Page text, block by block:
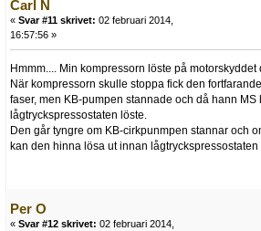
Carl N
« Svar #11 skrivet: 02 februari 2014,
16:57:56 »
Hmmm.... Min kompressorn löste på
När kompressorn skulle stoppa fick den
faser, men KB-pumpen stannade och då hann MS
lågtryckspressostaten löste.
Den går tyngre om KB-cirkpunmpen stannar och
kan den hinna lösa ut innan lågtryckspressostaten
Per O
« Svar #12 skrivet: 02 februari 2014,